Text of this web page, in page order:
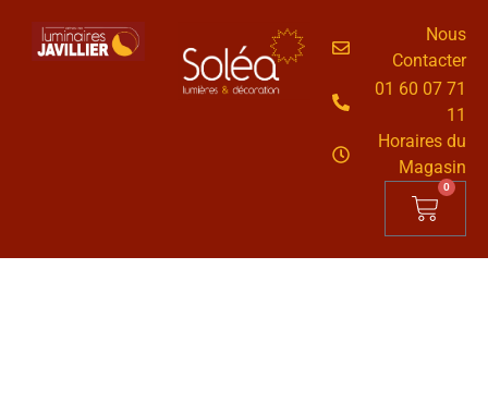
Nous
Contacter
01 60 07 71
11
Horaires du
Magasin
0